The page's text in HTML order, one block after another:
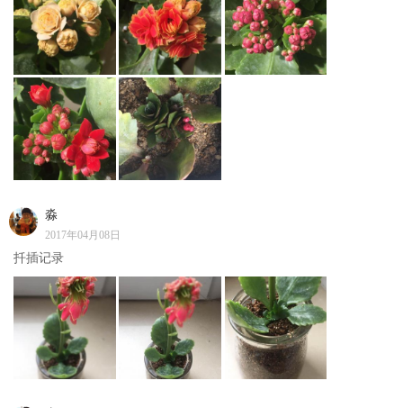
淼
2017年04月08日
扦插记录